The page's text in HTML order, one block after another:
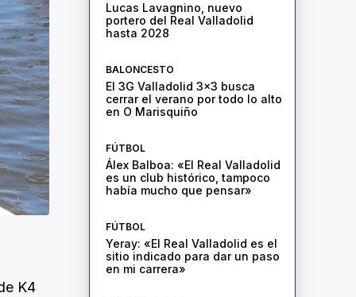
K4
Lucas Lavagnino, nuevo
portero del Real Valladolid
hasta 2028
BALONCESTO
El 3G Valladolid 3×3 busca
cerrar el verano por todo lo alto
en O Marisquiño
FÚTBOL
Álex Balboa: «El Real Valladolid
es un club histórico, tampoco
había mucho que pensar»
FÚTBOL
Yeray: «El Real Valladolid es el
sitio indicado para dar un paso
en mi carrera»